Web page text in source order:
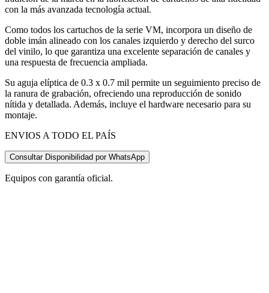
con la más avanzada tecnología actual.
Como todos los cartuchos de la serie VM, incorpora un diseño de
doble imán alineado con los canales izquierdo y derecho del surco
del vinilo, lo que garantiza una excelente separación de canales y
una respuesta de frecuencia ampliada.
Su aguja elíptica de 0.3 x 0.7 mil permite un seguimiento preciso de
la ranura de grabación, ofreciendo una reproducción de sonido
nítida y detallada. Además, incluye el hardware necesario para su
montaje.
ENVIOS A TODO EL PAÍS
Consultar Disponibilidad por WhatsApp
Equipos con garantía oficial.